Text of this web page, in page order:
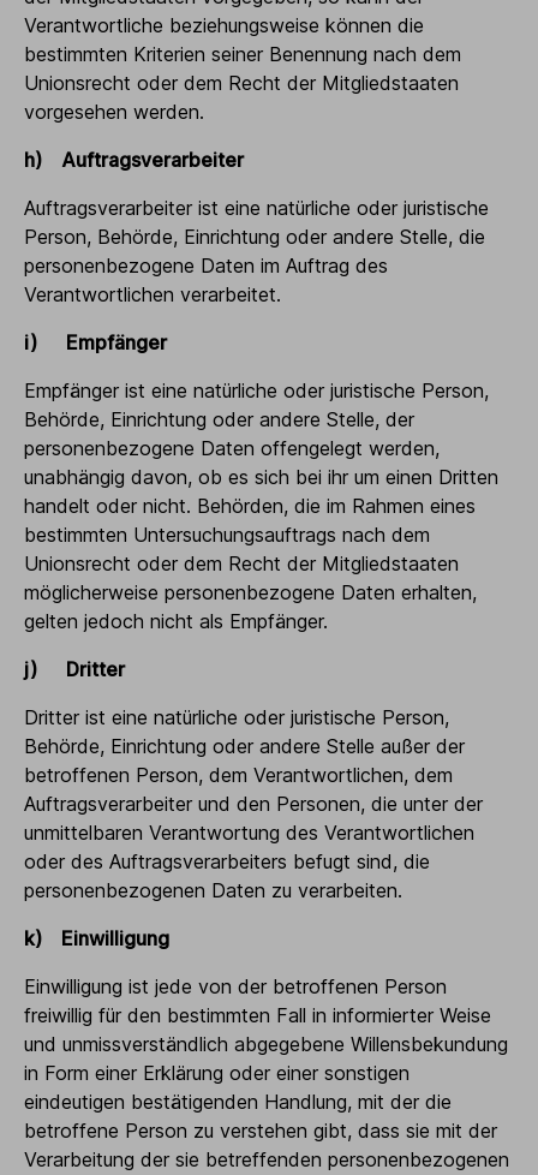
Verantwortliche beziehungsweise können die
bestimmten Kriterien seiner Benennung nach dem
Unionsrecht oder dem Recht der Mitgliedstaaten
vorgesehen werden.
h) Auftragsverarbeiter
Auftragsverarbeiter ist eine natürliche oder juristische
Person, Behörde, Einrichtung oder andere Stelle, die
personenbezogene Daten im Auftrag des
Verantwortlichen verarbeitet.
i) Empfänger
Empfänger ist eine natürliche oder juristische Person,
Behörde, Einrichtung oder andere Stelle, der
personenbezogene Daten offengelegt werden,
unabhängig davon, ob es sich bei ihr um einen Dritten
handelt oder nicht. Behörden, die im Rahmen eines
bestimmten Untersuchungsauftrags nach dem
Unionsrecht oder dem Recht der Mitgliedstaaten
möglicherweise personenbezogene Daten erhalten,
gelten jedoch nicht als Empfänger.
j) Dritter
Dritter ist eine natürliche oder juristische Person,
Behörde, Einrichtung oder andere Stelle außer der
betroffenen Person, dem Verantwortlichen, dem
Auftragsverarbeiter und den Personen, die unter der
unmittelbaren Verantwortung des Verantwortlichen
oder des Auftragsverarbeiters befugt sind, die
personenbezogenen Daten zu verarbeiten.
k) Einwilligung
Einwilligung ist jede von der betroffenen Person
freiwillig für den bestimmten Fall in informierter Weise
und unmissverständlich abgegebene Willensbekundung
in Form einer Erklärung oder einer sonstigen
eindeutigen bestätigenden Handlung, mit der die
betroffene Person zu verstehen gibt, dass sie mit der
Verarbeitung der sie betreffenden personenbezogenen